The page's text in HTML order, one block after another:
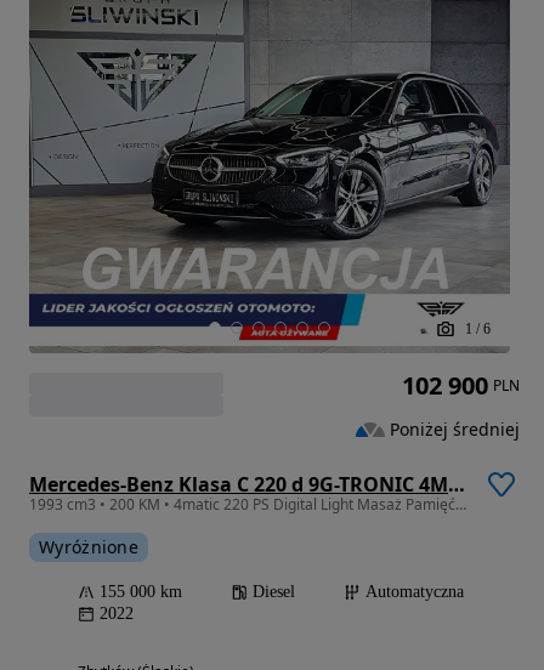
1 / 6
Mercedes-Benz Klasa C 220 d 9G-TRONIC 4Matic Avantgarde
1993 cm3 • 200 KM • 4matic 220 PS Digital Light Masaż Pamięć 4xKamera Headup Ambient FV23%
Wyróżnione
155 000 km Diesel
Automatyczna
2022
102 900 PLN
Poniżej średniej